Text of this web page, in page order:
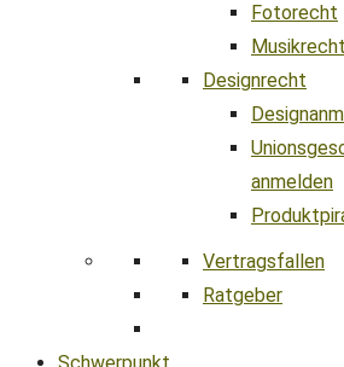
Fotorecht
Musikrecht
Designrecht
anmelden
Vertragsfallen
Ratgeber